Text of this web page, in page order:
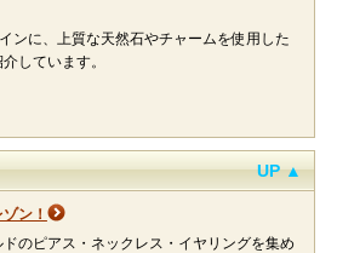
ンに、上質な天然石やチャームを使用した
介しています。
UP ▲
ン！
のピアス・ネックレス・イヤリングを集め